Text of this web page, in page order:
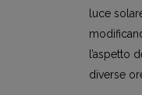
luce
l’aspetto
diverse